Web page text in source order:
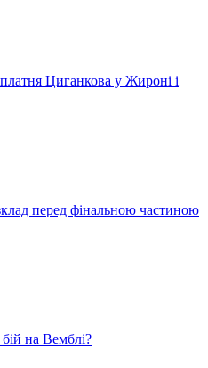
Циганкова у Жироні і
перед фінальною частиною
на Вемблі?